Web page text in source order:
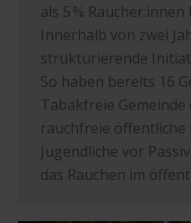
als 5 % Raucher:innen
Innerhalb von zwei
strukturierende
So haben bereits 16
Tabakfreie
rauchfreie öffentliche
Jugendliche vor
das Rauchen im